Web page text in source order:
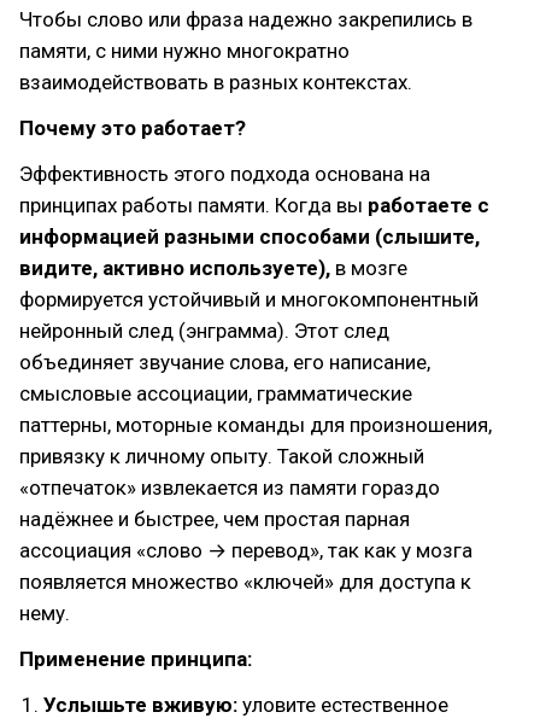
Чтобы слово или фраза надежно закрепились в
памяти, с ними нужно многократно
взаимодействовать в разных контекстах.
Почему это работает?
Эффективность этого подхода основана на
принципах работы памяти. Когда вы работаете с
информацией разными способами (слышите,
видите, активно используете), в мозге
формируется устойчивый и многокомпонентный
нейронный след (энграмма). Этот след
объединяет звучание слова, его написание,
смысловые ассоциации, грамматические
паттерны, моторные команды для произношения,
привязку к личному опыту. Такой сложный
«отпечаток» извлекается из памяти гораздо
надёжнее и быстрее, чем простая парная
ассоциация «слово → перевод», так как у мозга
появляется множество «ключей» для доступа к
нему.
Применение принципа:
Услышьте вживую: уловите естественное